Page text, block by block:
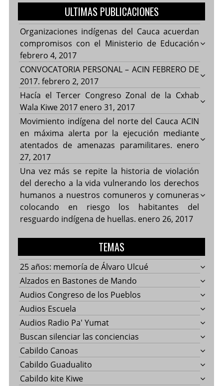
ULTIMAS PUBLICACIONES
Organizaciones indígenas del Cauca acuerdan
compromisos con el Ministerio de Educación
febrero 4, 2017
CONVOCATORIA PERSONAL – ACIN FEBRERO DE
2017. febrero 2, 2017
Hacía el Tercer Congreso Zonal de la Cxhab
Wala Kiwe 2017 enero 31, 2017
Movimiento indígena del norte del Cauca ACIN
en máxima alerta por la ejecución mediante
atentados de amenazas paramilitares. enero
27, 2017
Una vez más se repite la historia de violación
del derecho a la vida vulnerando los derechos
humanos a nuestros comuneros y comuneras
colocando en riesgo los habitantes del
resguardo indígena de huellas. enero 26, 2017
TEMAS
25 años: memoría de Álvaro Ulcué
Alzados en Bastones de Mando
Audios Congreso de los Pueblos
Audios Escuela
Audios Radio Pa' Yumat
Buscan silenciar las conciencias
Cabildo Canoas
Cabildo Guadualito
Cabildo kite Kiwe